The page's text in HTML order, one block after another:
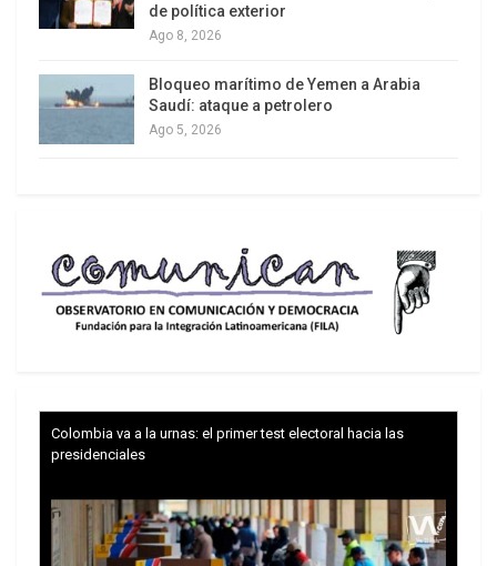
de política exterior
Ago 8, 2026
Bloqueo marítimo de Yemen a Arabia
Saudí: ataque a petrolero
Ago 5, 2026
Colombia va a la urnas: el primer test electoral hacia las
presidenciales